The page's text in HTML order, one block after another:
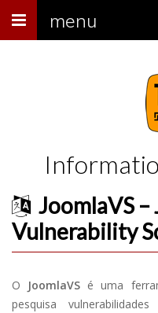
Menu menu
JoomlaVS –
Vulnerability
O JoomlaVS é uma
pesquisa